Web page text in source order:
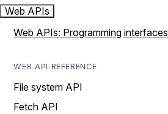
Web APIs
Web APIs: Programming interfaces
WEB API REFERENCE
File system API
Fetch API